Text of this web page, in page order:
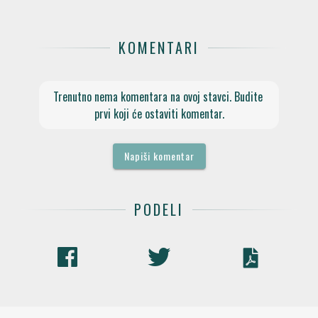
KOMENTARI
Trenutno nema komentara na ovoj stavci. Budite
prvi koji će ostaviti komentar.
Napiši komentar
PODELI